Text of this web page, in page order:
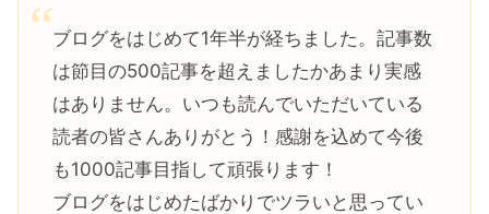
ブログをはじめて1年半が経ちました。記事数
は節目の500記事を超えましたかあまり実感
はありません。いつも読んでいただいている
読者の皆さんありがとう！感謝を込めて今後
も1000記事目指して頑張ります！
ブログをはじめたばかりでツラいと思ってい